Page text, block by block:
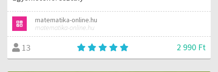
matematika-online.hu
matematika-online.hu
13 2 990 Ft